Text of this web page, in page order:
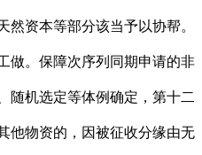
然资本等部分该当予以协帮。
做。保障次序列同期申请的非
随机选定等体例确定，第十二
他物资的，因被征收分缘由无